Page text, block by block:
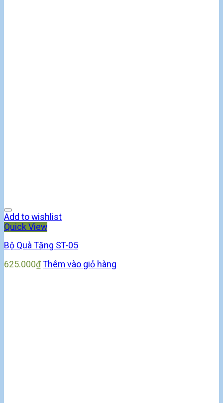
Add to wishlist
Quick View
Bộ Quà Tặng ST-05
625.000₫ Thêm vào giỏ hàng